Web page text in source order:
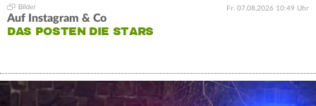
Fr. 07.08.2026 10:49 Uhr
Auf Instagram & Co
DAS POSTEN DIE STARS